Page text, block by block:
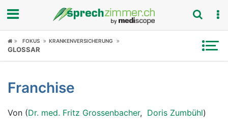
Fokus
Symptome
Untersuchungen
FOKUS KRANKENVERSICHERUNG
GLOSSAR
Franchise
Von (Dr. med. Fritz Grossenbacher, Doris Zumbühl)